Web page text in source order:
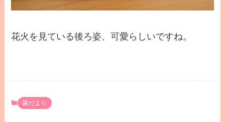
花火を見ている後ろ姿、可愛らしいですね。
園だより